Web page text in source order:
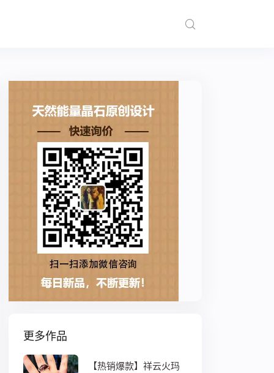
更多作品
【热销爆款】祥云火玛